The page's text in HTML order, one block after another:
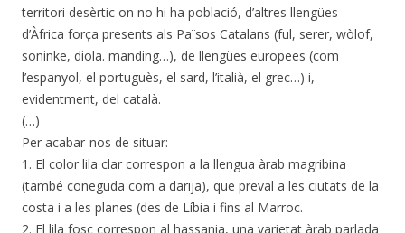
territori desèrtic on no hi ha població, d’altres llengües
d’Àfrica força presents als Països Catalans (ful, serer, wòlof,
soninke, diola. manding…), de llengües europees (com
l’espanyol, el portuguès, el sard, l’italià, el grec…) i,
evidentment, del català.
(…)
Per acabar-nos de situar:
1. El color lila clar correspon a la llengua àrab magribina
(també coneguda com a darija), que preval a les ciutats de la
costa i a les planes (des de Líbia i fins al Marroc.
2. El lila fosc correspon al hassania, una varietat àrab parlada